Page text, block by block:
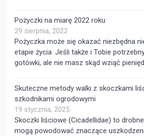
Pożyczki na miarę 2022 roku
29 sierpnia, 2022
Pożyczka może się okazać niezbędna
etapie życia. Jeśli także i Tobie
gotówki, ale nie masz skąd wziąć
Skuteczne metody walki z skoczkami
szkodnikami ogrodowymi
19 stycznia, 2025
Skoczki liściowe (Cicadellidae) to
mogą powodować znaczące